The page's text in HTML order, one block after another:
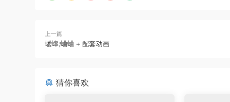
上一篇
蟋蟀;蛐蛐 + 配套动画
猜你喜欢